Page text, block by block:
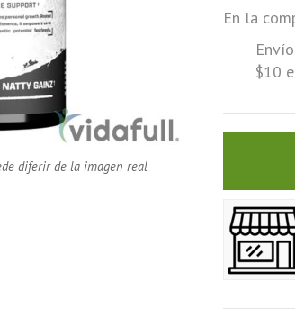
diferir de la imagen real
En la
$10